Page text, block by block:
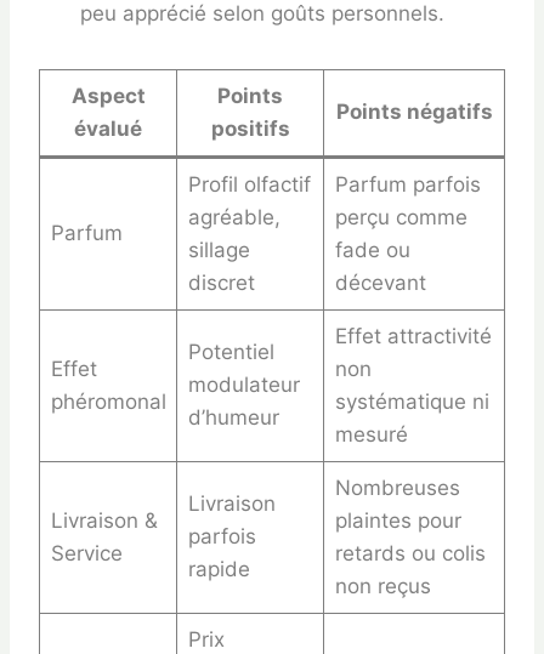
peu apprécié selon goûts personnels.
Aspect
évalué
Points
positifs
Points négatifs
Parfum
Profil olfactif
agréable,
sillage
discret
Parfum parfois
perçu comme
fade ou
décevant
Effet
phéromonal
Potentiel
modulateur
d’humeur
Effet attractivité
non
systématique ni
mesuré
Livraison &
Service
Livraison
parfois
rapide
Nombreuses
plaintes pour
retards ou colis
non reçus
Prix